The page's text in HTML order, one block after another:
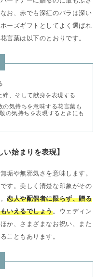
お、赤でも深紅のバラは深い
ーズギフトとしてよく選ばれ
言葉は以下のとおりです。
絆、そして献身を表現する
の気持ちを意味する花言葉も
の気持ちを表現するときにも
始まりを表現】
垢や無邪気さを意味します。
す。美しく清楚な印象がその
恋人や配偶者に限らず、贈る
いえるでしょう。ウェディン
か、さまざまなお祝い、また
こともあります。